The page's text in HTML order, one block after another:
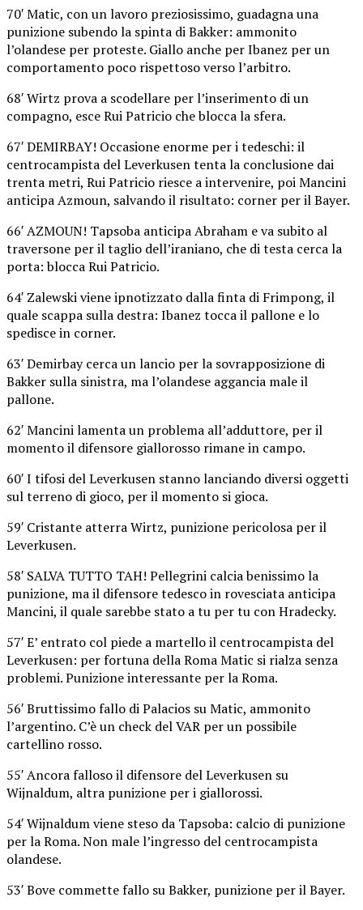
70′ Matic, con un lavoro preziosissimo, guadagna una
punizione subendo la spinta di Bakker: ammonito
l’olandese per proteste. Giallo anche per Ibanez per un
comportamento poco rispettoso verso l’arbitro.
68′ Wirtz prova a scodellare per l’inserimento di un
compagno, esce Rui Patricio che blocca la sfera.
67′ DEMIRBAY! Occasione enorme per i tedeschi: il
centrocampista del Leverkusen tenta la conclusione dai
trenta metri, Rui Patricio riesce a intervenire, poi Mancini
anticipa Azmoun, salvando il risultato: corner per il Bayer.
66′ AZMOUN! Tapsoba anticipa Abraham e va subito al
traversone per il taglio dell’iraniano, che di testa cerca la
porta: blocca Rui Patricio.
64′ Zalewski viene ipnotizzato dalla finta di Frimpong, il
quale scappa sulla destra: Ibanez tocca il pallone e lo
spedisce in corner.
63′ Demirbay cerca un lancio per la sovrapposizione di
Bakker sulla sinistra, ma l’olandese aggancia male il
pallone.
62′ Mancini lamenta un problema all’adduttore, per il
momento il difensore giallorosso rimane in campo.
60′ I tifosi del Leverkusen stanno lanciando diversi oggetti
sul terreno di gioco, per il momento si gioca.
59′ Cristante atterra Wirtz, punizione pericolosa per il
Leverkusen.
58′ SALVA TUTTO TAH! Pellegrini calcia benissimo la
punizione, ma il difensore tedesco in rovesciata anticipa
Mancini, il quale sarebbe stato a tu per tu con Hradecky.
57′ E’ entrato col piede a martello il centrocampista del
Leverkusen: per fortuna della Roma Matic si rialza senza
problemi. Punizione interessante per la Roma.
56′ Bruttissimo fallo di Palacios su Matic, ammonito
l’argentino. C’è un check del VAR per un possibile
cartellino rosso.
55′ Ancora falloso il difensore del Leverkusen su
Wijnaldum, altra punizione per i giallorossi.
54′ Wijnaldum viene steso da Tapsoba: calcio di punizione
per la Roma. Non male l’ingresso del centrocampista
olandese.
53′ Bove commette fallo su Bakker, punizione per il Bayer.